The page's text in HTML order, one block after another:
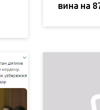
вина на